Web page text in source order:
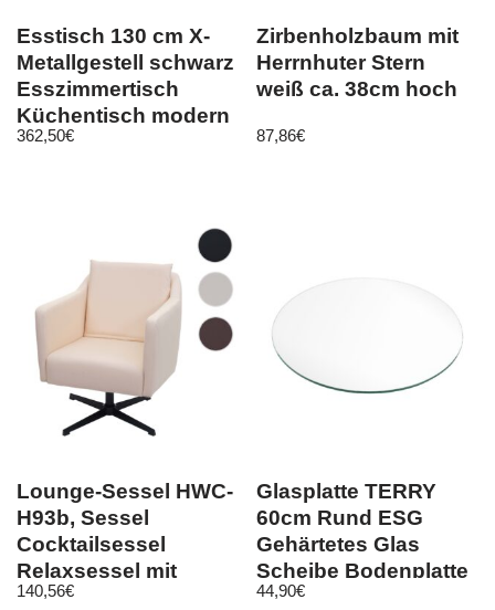
Esstisch 130 cm X-
Metallgestell schwarz
Esszimmertisch
Küchentisch modern
design
362,50€
Zirbenholzbaum mit
Herrnhuter Stern
weiß ca. 38cm hoch
87,86€
Lounge-Sessel HWC-
H93b, Sessel
Cocktailsessel
Relaxsessel mit
Fußkreuz, drehbar
140,56€
Glasplatte TERRY
60cm Rund ESG
Gehärtetes Glas
Scheibe Bodenplatte
Glasscheibe
44,90€